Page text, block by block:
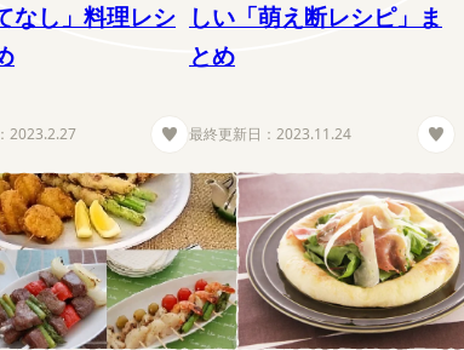
なし」料理レシ
2023.2.27
しい「萌え断レシピ」ま
とめ
最終更新日： 2023.11.24